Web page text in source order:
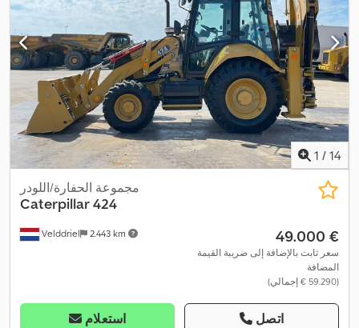
1 / 14
Velddriel 2.443 km
مجموعة الحفارة/اللودر
Caterpillar424
‏49.000 €
سعر ثابت بالإضافة إلى ضريبة القيمة
المضافة
(‏59.290 € إجمالي)
استعلام اتصل